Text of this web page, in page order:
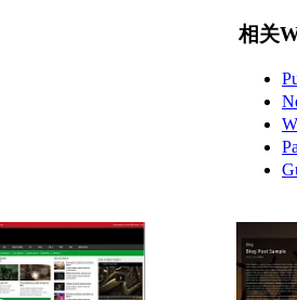
相关